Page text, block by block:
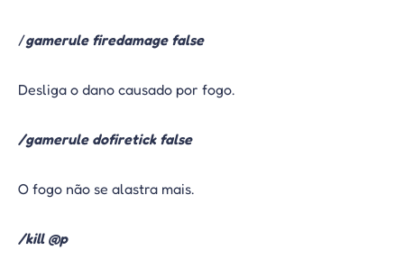
/gamerule firedamage false
Desliga o dano causado por fogo.
/gamerule dofiretick false
O fogo não se alastra mais.
/kill @p